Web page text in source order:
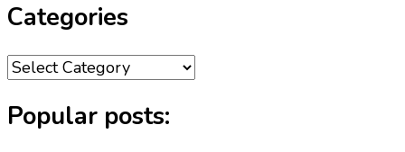
Categories
Categories
Popular posts: